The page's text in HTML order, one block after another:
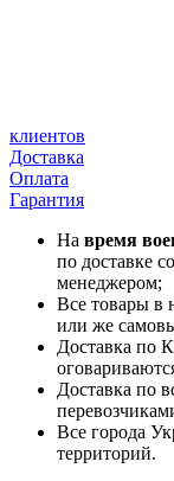
клиентов
Доставка
Оплата
Гарантия
На время
по доставке
менеджером;
Все товары в
или же
Доставка по
Доставка по
Все города
территорий.